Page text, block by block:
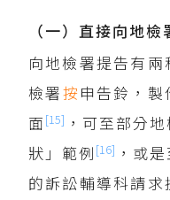
（一）直接向地檢
向地檢署提告有兩
檢署按申告鈴，
面 [15] ，可至部分
狀」範例 [16] ，或
的訴訟輔導科請